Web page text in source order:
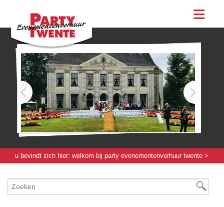
assortiment
evenementen
feesten
bestellen
contact
u bevindt zich hier: welkom bij party evenementenverhuur twente >